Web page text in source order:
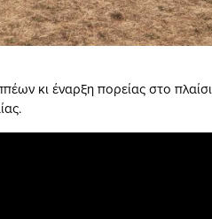
κι έναρξη πορείας στο